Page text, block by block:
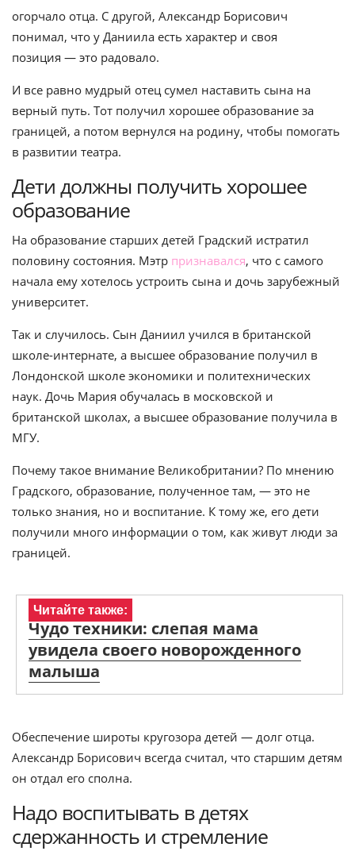
огорчало отца. С другой, Александр Борисович
понимал, что у Даниила есть характер и своя
позиция — это радовало.
И все равно мудрый отец сумел наставить сына на
верный путь. Тот получил хорошее образование за
границей, а потом вернулся на родину, чтобы помогать
в развитии театра.
Дети должны получить хорошее
образование
На образование старших детей Градский истратил
половину состояния. Мэтр признавался, что с самого
начала ему хотелось устроить сына и дочь зарубежный
университет.
Так и случилось. Сын Даниил учился в британской
школе-интернате, а высшее образование получил в
Лондонской школе экономики и политехнических
наук. Дочь Мария обучалась в московской и
британской школах, а высшее образование получила в
МГУ.
Почему такое внимание Великобритании? По мнению
Градского, образование, полученное там, — это не
только знания, но и воспитание. К тому же, его дети
получили много информации о том, как живут люди за
границей.
Читайте также:
Чудо техники: слепая мама
увидела своего новорожденного
малыша
Обеспечение широты кругозора детей — долг отца.
Александр Борисович всегда считал, что старшим детям
он отдал его сполна.
Надо воспитывать в детях
сдержанность и стремление